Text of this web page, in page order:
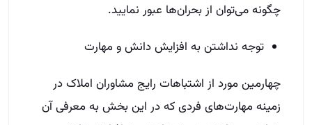
چگونه می‌توان از بحران‌ها عبور نمایید.
توجه نداشتن به افزایش دانش و مهارت
چهارمین مورد از اشتباهات رایج مشاوران املاک در
زمینه مهارت‌های فردی که در این بخش به معرفی آن